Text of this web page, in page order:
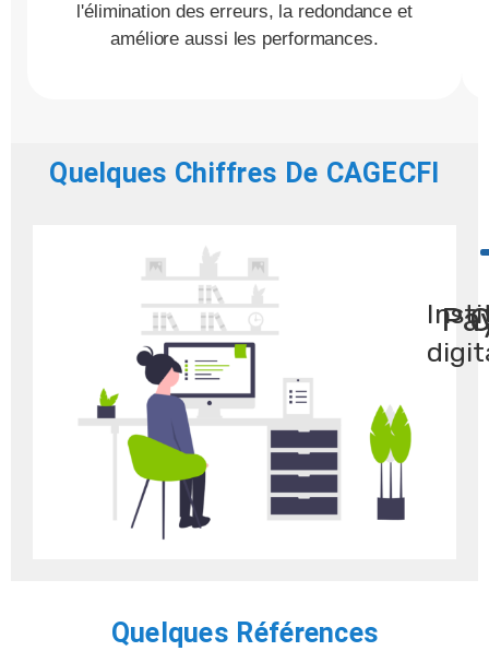
l'élimination des erreurs, la redondance et
améliore aussi les performances.
Quelques Chiffres De CAGECFI
Quelques Références